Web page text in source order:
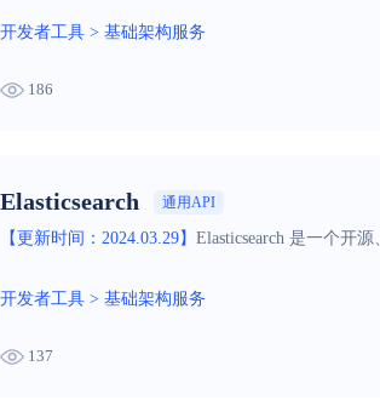
开发者工具 > 基础架构服务
186
Elasticsearch 通用API
【更新时间：2024.03.29】 Elasticsearch 是一个开
开发者工具 > 基础架构服务
137